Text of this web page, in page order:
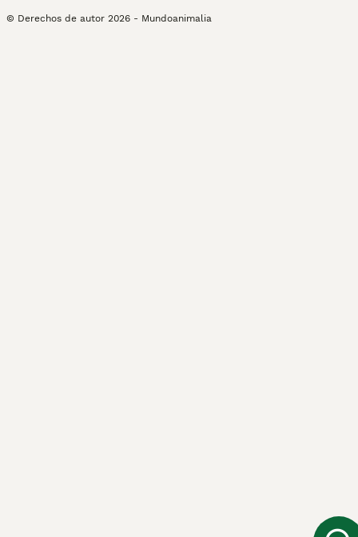
© Derechos de autor 2026 - Mundoanimalia